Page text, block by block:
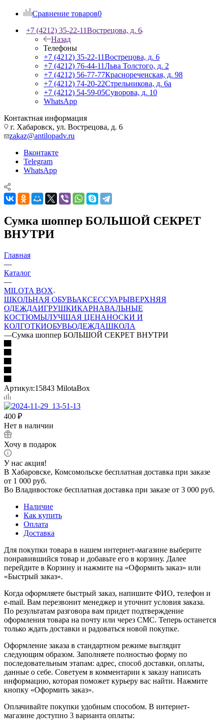
Сравнение товаров0
+7 (4212) 35-22-11Вострецова, д. 6
Назад
Телефоны
+7 (4212) 35-22-11Вострецова, д. 6
+7 (4212) 76-44-11Льва Толстого, д. 2
+7 (4212) 56-77-77Краснореченская, д. 98
+7 (4212) 74-20-22Стрельникова, д. 6а
+7 (4212) 54-59-05Суворова, д. 10
WhatsApp
Контактная информация
г. Хабаровск, ул. Вострецова, д. 6
zakaz@antilopadv.ru
Вконтакте
Telegram
WhatsApp
Сумка шоппер БОЛЬШОЙ СЕКРЕТ
ВНУТРИ
Главная
—
Каталог
—
MILOTA BOX
ШКОЛЬНАЯ ОБУВЬАКСЕССУАРЫВЕРХНЯЯ
ОДЕЖДАИГРУШКИКАРНАВАЛЬНЫЕ
КОСТЮМЫЛУЧШАЯ ЦЕНАНОСКИ И
КОЛГОТКИОБУВЬОДЕЖДАШКОЛА
—Сумка шоппер БОЛЬШОЙ СЕКРЕТ ВНУТРИ
Артикул:15843 MilotaBox
400 ₽
Нет в наличии
Хочу в подарок
У нас акция!
В Хабаровске, Комсомольске бесплатная доставка при заказе
от 1 000 руб.
Во Владивостоке бесплатная доставка при заказе от 3 000 руб.
Наличие
Как купить
Оплата
Доставка
Для покупки товара в нашем интернет-магазине выберите
понравившийся товар и добавьте его в корзину. Далее
перейдите в Корзину и нажмите на «Оформить заказ» или
«Быстрый заказ».
Когда оформляете быстрый заказ, напишите ФИО, телефон и
e-mail. Вам перезвонит менеджер и уточнит условия заказа.
По результатам разговора вам придет подтверждение
оформления товара на почту или через СМС. Теперь останется
только ждать доставки и радоваться новой покупке.
Оформление заказа в стандартном режиме выглядит
следующим образом. Заполняете полностью форму по
последовательным этапам: адрес, способ доставки, оплаты,
данные о себе. Советуем в комментарии к заказу написать
информацию, которая поможет курьеру вас найти. Нажмите
кнопку «Оформить заказ».
Оплачивайте покупки удобным способом. В интернет-
магазине доступно 3 варианта оплаты: